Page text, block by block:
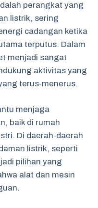
perangkat yang
listrik, sering
cadangan ketika
terputus. Dalam
menjadi sangat
aktivitas yang
terus-menerus.
menjaga
baik di rumah
Di daerah-daerah
listrik, seperti
pilihan yang
alat dan mesin